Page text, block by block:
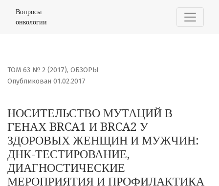
НОСИТЕЛЬСТВО МУТАЦИЙ В ГЕНАХ BRCA1 И BRCA2
Вопросы
онкологии
ТОМ 63 № 2 (2017), ОБЗОРЫ
НОСИТЕЛЬСТВО МУТАЦИЙ В
ГЕНАХ BRCA1 И BRCA2 У
ЗДОРОВЫХ ЖЕНЩИН И МУЖЧИН:
ДНК-ТЕСТИРОВАНИЕ,
ДИАГНОСТИЧЕСКИЕ
МЕРОПРИЯТИЯ И ПРОФИЛАКТИКА
Опубликован 01.02.2017